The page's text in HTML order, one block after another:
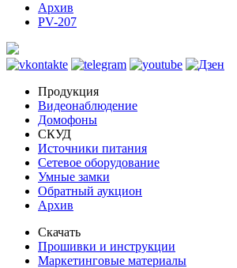
Архив
PV-207
Продукция
Видеонаблюдение
Домофоны
СКУД
Источники питания
Сетевое оборудование
Умные замки
Обратный аукцион
Архив
Скачать
Прошивки и инструкции
Маркетинговые материалы